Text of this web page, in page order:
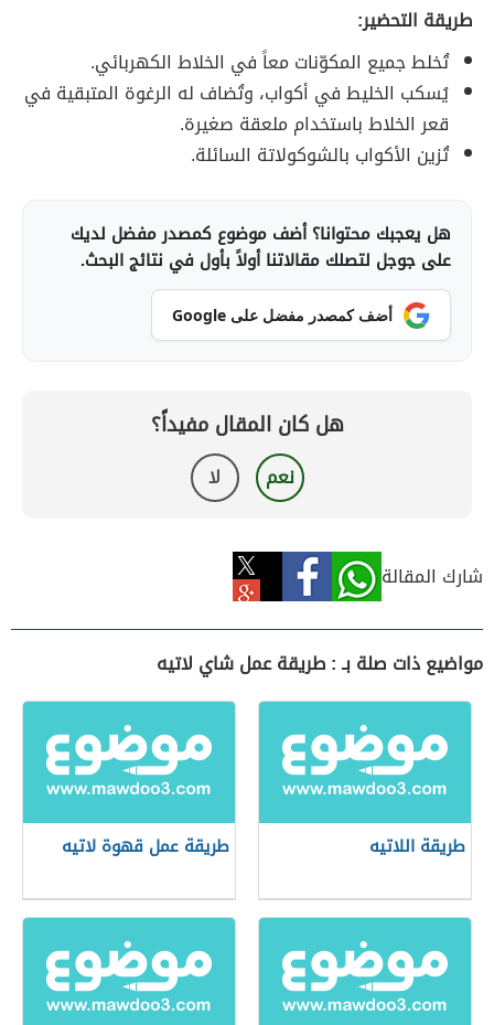
طريقة التحضير:
تُخلط جميع المكوّنات معاً في الخلاط الكهربائي.
يُسكب الخليط في أكواب، وتُضاف له الرغوة المتبقية في
قعر الخلاط باستخدام ملعقة صغيرة.
تُزين الأكواب بالشوكولاتة السائلة.
هل يعجبك محتوانا؟ أضف موضوع كمصدر مفضل لديك
على جوجل لتصلك مقالاتنا أولاً بأول في نتائج البحث.
أضف كمصدر مفضل على Google
هل كان المقال مفيداً؟
نعم لا
شارك المقالة
مواضيع ذات صلة بـ : طريقة عمل شاي لاتيه
طريقة اللاتيه طريقة عمل قهوة لاتيه